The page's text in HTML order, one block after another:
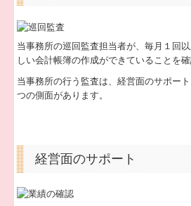
個人情報保護方針
業務案内
独立開業・女性支援
アジア進出支援
海外視察ツアー
当事務所の巡回監査担当者が、毎月１回
しい会計帳簿の作成ができていることを確
当事務所の行う監査は、経営面のサポー
つの側面があります。
経営面のサポート